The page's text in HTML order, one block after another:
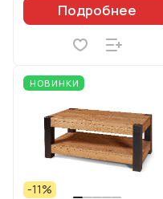
Подробнее
НОВИНКИ
-11%